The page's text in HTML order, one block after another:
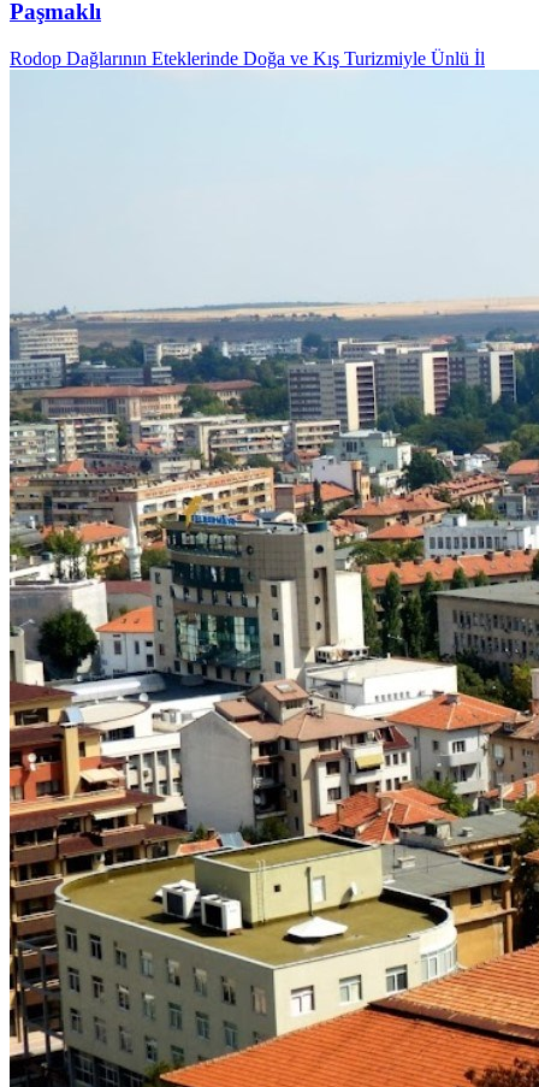
Paşmaklı
Rodop Dağlarının Eteklerinde Doğa ve Kış Turizmiyle Ünlü İl